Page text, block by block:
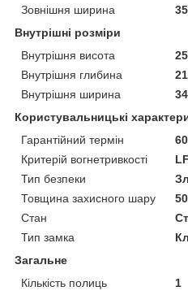
Зовнішня ширина
Внутрішні розміри
Внутрішня висота
Внутрішня глибина
Внутрішня ширина
Користувальницькі
Гарантійний термін
Критерій вогнетривкості
Тип безпеки
Товщина захисного шару
Стан
Тип замка
Загальне
Кількість полиць
1